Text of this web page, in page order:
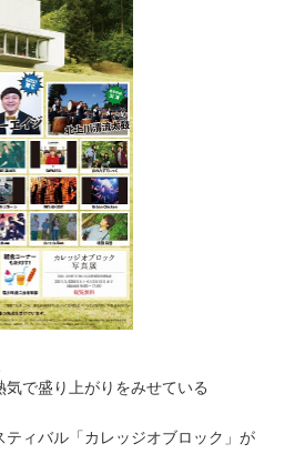
気で盛り上がりをみせている
ティバル 「カレッジオブロック」が